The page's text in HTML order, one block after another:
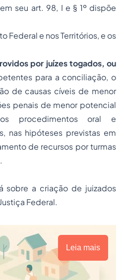
seu art. 98, I e § 1º dispõe
Federal e nos Territórios, e os
por juízes togados, ou
para a conciliação, o
de causas cíveis de menor
penais de menor potencial
procedimentos oral e
nas hipóteses previstas em
de recursos por turmas
sobre a criação de juizados
Federal.
Leia mais